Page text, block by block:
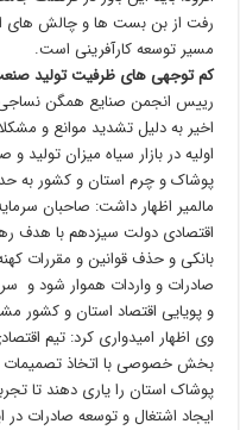
رفت از بن بست­ ها و چالش های
مسیر توسعه کارآفرینی است.
کم توجهی های ظرفیت تولید
رییس انجمن صنایع همگن
اخیر به دلیل تشدید موانع و
اولیه در بازار سیاه میزان
پوشاک و چرم استان و کشور به
مالمیر اظهار داشت: صاحبان
اقتصادی دولت سیزدهم با هدف
بانکی و حذف قوانین و مقررات
صادرات و واردات هموار شود و
و پویایی اقتصاد استان و کشور
وی اظهار امیدواری کرد: تیم
بخش خصوصی با اتخاذ تصمیمات
پوشاک استان را یاری دهند تا
ایجاد اشتغال و توسعه صادرات در